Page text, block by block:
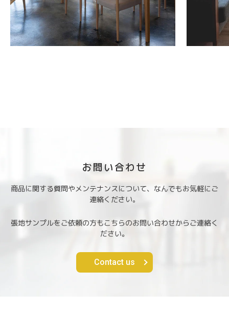
お問い合わせ
商品に関する質問やメンテナンスについて、なんでもお気軽にご
連絡ください。
張地サンプルをご依頼の方もこちらのお問い合わせからご連絡く
ださい。
Contact us